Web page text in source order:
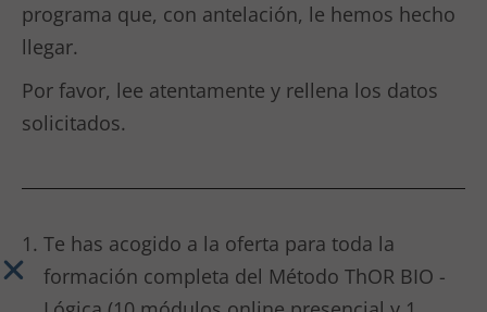
programa que, con antelación, le hemos hecho
llegar.
Por favor, lee atentamente y rellena los datos
solicitados.
Te has acogido a la oferta para toda la
formación completa del Método ThOR BIO -